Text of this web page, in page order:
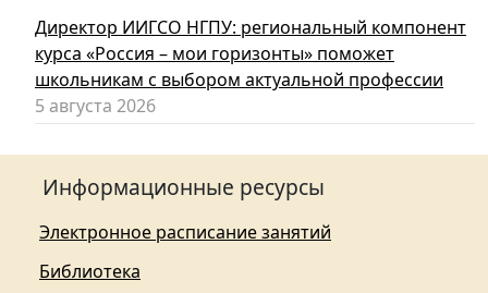
Директор ИИГСО НГПУ: региональный компонент
курса «Россия – мои горизонты» поможет
школьникам с выбором актуальной профессии
5 августа 2026
Информационные ресурсы
Электронное расписание занятий
Библиотека